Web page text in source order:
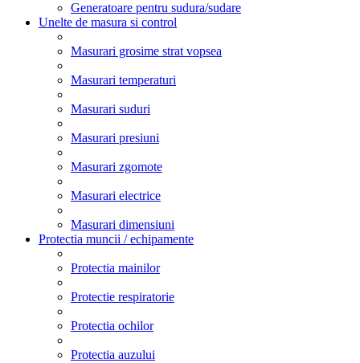
Generatoare pentru sudura/sudare
Unelte de masura si control
Masurari grosime strat vopsea
Masurari temperaturi
Masurari suduri
Masurari presiuni
Masurari zgomote
Masurari electrice
Masurari dimensiuni
Protectia muncii / echipamente
Protectia mainilor
Protectie respiratorie
Protectia ochilor
Protectia auzului